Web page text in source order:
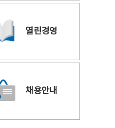
열린경영
채용안내